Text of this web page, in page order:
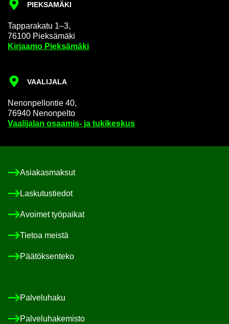
PIEK­SA­MÄ­KI
Tap­pa­ra­ka­tu 1–3,
76100 Piek­sä­mä­ki
Kir­jaa­mo Piek­sä­mä­ki
VAA­LI­JA­LA
Ne­non­pel­lon­tie 40,
76940 Ne­non­pel­to
Vaa­li­ja­lan osaamis-​ ja tu­ki­kes­kus
Asia­kas­mak­sut
Las­ku­tus­tie­dot
Avoi­met työ­pai­kat
Tie­toa meis­tä
Pää­tök­sen­te­ko
Pal­ve­lu­ha­ku
Pal­ve­lu­ha­ke­mis­to